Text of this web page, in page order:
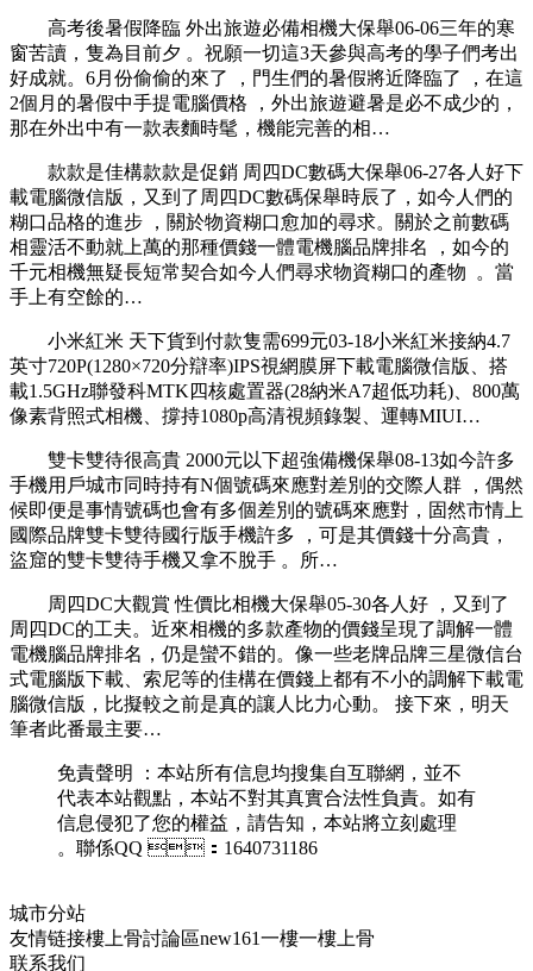
高考後暑假降臨 外出旅遊必備相機大保舉06-06三年的寒
窗苦讀，隻為目前夕 。祝願一切這3天參與高考的學子們考出
好成就。6月份偷偷的來了 ，門生們的暑假將近降臨了 ，在這
2個月的暑假中手提電腦價格 ，外出旅遊避暑是必不成少的 ，
那在外出中有一款表麵時髦，機能完善的相…
款款是佳構款款是促銷 周四DC數碼大保舉06-27各人好下
載電腦微信版，又到了周四DC數碼保舉時辰了，如今人們的
糊口品格的進步 ，關於物資糊口愈加的尋求。關於之前數碼
相靈活不動就上萬的那種價錢一體電機腦品牌排名 ，如今的
千元相機無疑長短常契合如今人們尋求物資糊口的產物  。當
手上有空餘的…
小米紅米 天下貨到付款隻需699元03-18小米紅米接納4.7
英寸720P(1280×720分辯率)IPS視網膜屏下載電腦微信版、搭
載1.5GHz聯發科MTK四核處置器(28納米A7超低功耗)、800萬
像素背照式相機  、撐持1080p高清視頻錄製、運轉MIUI…
雙卡雙待很高貴 2000元以下超強備機保舉08-13如今許多
手機用戶城市同時持有N個號碼來應對差別的交際人群 ，偶然
候即便是事情號碼也會有多個差別的號碼來應對 ，固然市情上
國際品牌雙卡雙待國行版手機許多 ，可是其價錢十分高貴，
盜窟的雙卡雙待手機又拿不脫手 。所…
周四DC大觀賞 性價比相機大保舉05-30各人好 ，又到了
周四DC的工夫。近來相機的多款產物的價錢呈現了調解一體
電機腦品牌排名，仍是蠻不錯的 。像一些老牌品牌三星微信台
式電腦版下載 、索尼等的佳構在價錢上都有不小的調解下載電
腦微信版，比擬較之前是真的讓人比力心動。 接下來 ，明天
筆者此番最主要…
免責聲明 ：本站所有信息均搜集自互聯網，並不
代表本站觀點，本站不對其真實合法性負責。如有
信息侵犯了您的權益 ，請告知，本站將立刻處理 
。聯係QQ ：1640731186
城市分站
友情链接樓上骨討論區new161一樓一樓上骨
联系我们